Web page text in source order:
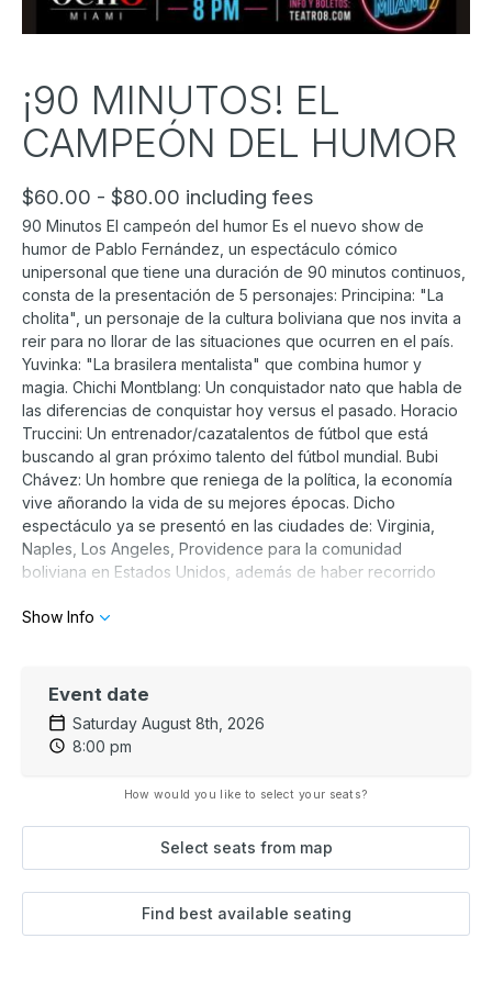
¡90 MINUTOS! EL
CAMPEÓN DEL HUMOR
$60.00 - $80.00 including fees
90 Minutos El campeón del humor Es el nuevo show de
humor de Pablo Fernández, un espectáculo cómico
unipersonal que tiene una duración de 90 minutos continuos,
consta de la presentación de 5 personajes: Principina: "La
cholita", un personaje de la cultura boliviana que nos invita a
reir para no llorar de las situaciones que ocurren en el país.
Yuvinka: "La brasilera mentalista" que combina humor y
magia. Chichi Montblang: Un conquistador nato que habla de
las diferencias de conquistar hoy versus el pasado. Horacio
Truccini: Un entrenador/cazatalentos de fútbol que está
buscando al gran próximo talento del fútbol mundial. Bubi
Chávez: Un hombre que reniega de la política, la economía
vive añorando la vida de su mejores épocas. Dicho
espectáculo ya se presentó en las ciudades de: Virginia,
Naples, Los Angeles, Providence para la comunidad
boliviana en Estados Unidos, además de haber recorrido
lo que va del 2026 ya se tienen programadas 9 show en
algo mas de 2 años y medio, tiempo en el que. estuvo
dedicado al 100% al periodismo deportivo, llego el momento,
de volver a las tablas, al humor, a las raices Nos vemos en
Miami !!!
Show Info
Event date
Saturday August 8th, 2026
8:00 pm
How would you like to select your seats?
Select seats from map
Find best available seating